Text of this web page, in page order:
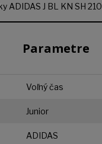
ADIDAS J BL KN SH 210
Parametre
Voľný čas
Junior
ADIDAS